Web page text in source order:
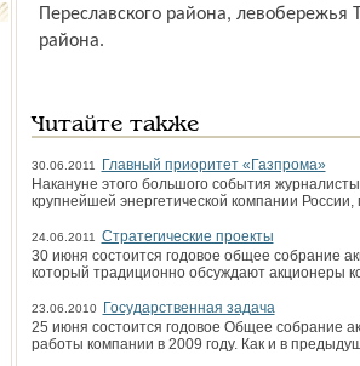
Переславского района,
района.
Читайте также
30.06.2011
Главный приоритет «Газпрома»
Накануне этого большого события
крупнейшей энергетической компании России,
24.06.2011
Стратегические проекты
30 июня состоится годовое общее собрание
который традиционно обсуждают акционеры
23.06.2010
Государственная задача
25 июня состоится годовое Общее собрание
работы компании в 2009 году. Как и в